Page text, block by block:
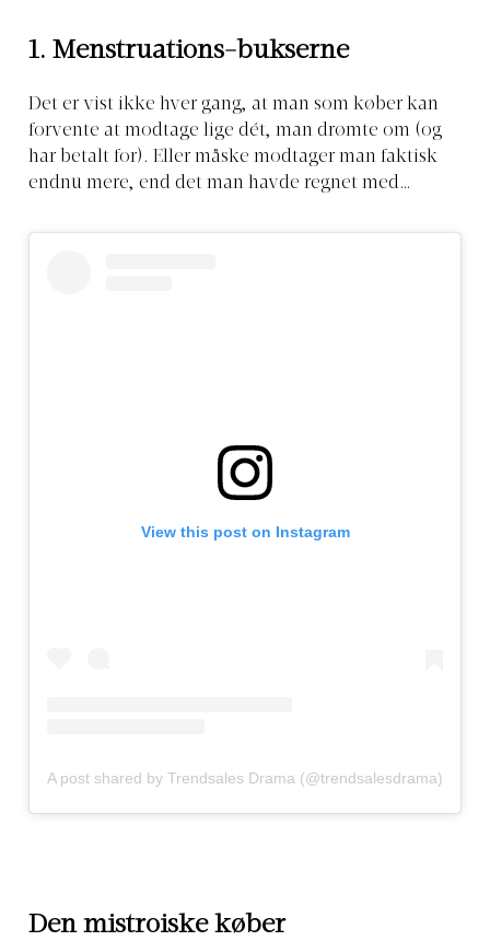
1. Menstruations-bukserne
Det er vist ikke hver gang, at man som køber kan
forvente at modtage lige dét, man drømte om (og
har betalt for). Eller måske modtager man faktisk
endnu mere, end det man havde regnet med…
View this post on Instagram
A post shared by Trendsales Drama (@trendsalesdrama)
Den mistroiske køber